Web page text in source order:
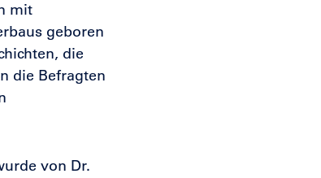
mit
geboren
die
die Befragten
von Dr.